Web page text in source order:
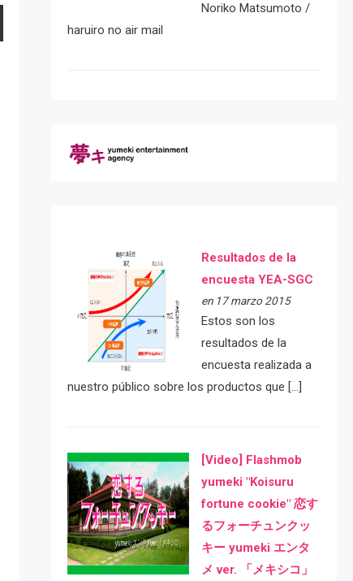
Noriko Matsumoto /
haruiro no air mail
Resultados de la
encuesta YEA-SGC
en 17 marzo 2015
Estos son los
resultados de la
encuesta realizada a
nuestro público sobre los productos que […]
[Video] Flashmob
yumeki "Koisuru
fortune cookie" 恋す
るフォーチュンクッ
キー yumeki エンタ
メ ver. 「メキシコ」